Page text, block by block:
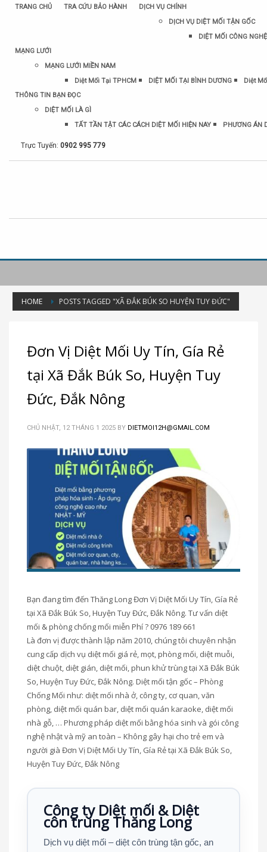
TRANG CHỦ TRA CỨU BẢO HÀNH
DỊCH VỤ CHÍNH
DỊCH VỤ DIỆT MỐI TẬN GỐC
DIỆT MỐI CÔNG
MẠNG LƯỚI
MẠNG LƯỚI MIỀN NAM
Diệt Mối Tại TPHCM
DIỆT MỐI TẠI BÌNH DƯƠNG
Diệt
THÔNG TIN BẠN ĐỌC
DIỆT MỐI LÀ GÌ
TẤT TẦN TẬT CÁC CÁCH DIỆT MỐI HIỆN NAY
PHƯƠNG ÁN
Trực Tuyến: 0902 995 779
HOME POSTS TAGGED "XÃ ĐẮK BÚK SO HUYỆN TUY ĐỨC"
Đơn Vị Diệt Mối Uy Tín, Gía Rẻ
tại Xã Đắk Búk So, Huyện Tuy
Đức, Đắk Nông
CHỦ NHẬT, 12 THÁNG 1 2025 BY DIETMOI12H@GMAIL.COM
Bạn đang tìm đến Thăng Long Đơn Vị Diệt Mối Uy Tín, Gía Rẻ
tại Xã Đắk Búk So, Huyện Tuy Đức, Đắk Nông. Tư vấn diệt
mối & phòng chống mối miễn Phí ? 0976 189 661
Là đơn vị được thành lập năm 2010, chúng tôi chuyên nhận
cung cấp dịch vụ diệt mối giá rẻ, mọt, phòng mối, diệt muỗi,
diệt chuột, diệt gián, diệt mối, phun khử trùng tại Xã Đắk Búk
So, Huyện Tuy Đức, Đắk Nông. Diệt mối tận gốc – Phòng
Chống Mối như: diệt mối nhà ở, công ty, cơ quan, văn
phòng, diệt mối quán bar, diệt mối quán karaoke, diệt mối
nhà gỗ, … Phương pháp diệt mối bằng hóa sinh và gói công
nghệ nhật và mỹ an toàn – Không gây hại cho trẻ em và
người già Đơn Vị Diệt Mối Uy Tín, Gía Rẻ tại Xã Đắk Búk So,
Huyện Tuy Đức, Đắk Nông
Công ty Diệt mối & Diệt
côn trùng Thăng Long
Dịch vụ diệt mối – diệt côn trùng tận gốc, an